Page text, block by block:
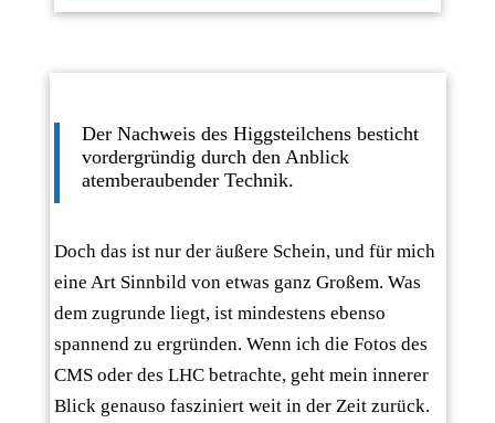
Der Nachweis des Higgsteilchens besticht
vordergründig durch den Anblick
atemberaubender Technik.
Doch das ist nur der äußere Schein, und für mich
eine Art Sinnbild von etwas ganz Großem. Was
dem zugrunde liegt, ist mindestens ebenso
spannend zu ergründen. Wenn ich die Fotos des
CMS oder des LHC betrachte, geht mein innerer
Blick genauso fasziniert weit in der Zeit zurück.